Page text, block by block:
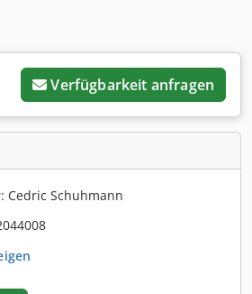
Verfügbarkeit anfragen
Cedric Schuhmann